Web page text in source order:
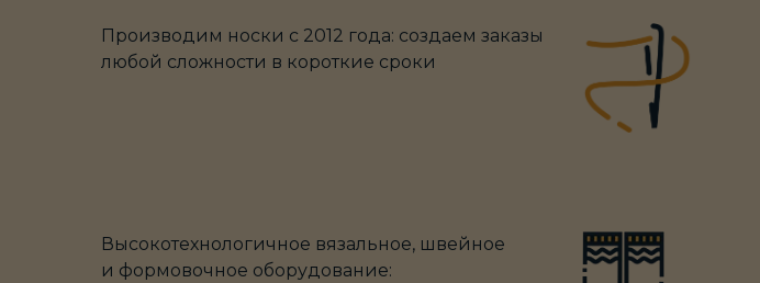
Производим носки с 2012 года: создаем заказы
любой сложности в короткие сроки
Высокотехнологичное вязальное, швейное
и формовочное оборудование: